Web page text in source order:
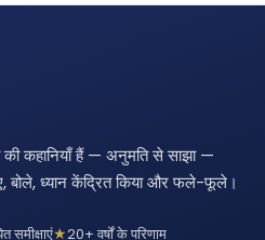
की कहानियाँ हैं — अनुमति से साझा —
बोले, ध्यान केंद्रित किया और फले-फूले।
समीक्षाएं 20+ वर्षों के परिणाम